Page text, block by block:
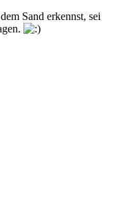
Sand erkennst, sei